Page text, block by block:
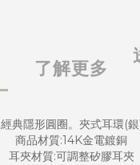
了解更多
經典隱形圓圈。夾式耳環(
商品材質:14K金電鍍銅
耳夾材質:可調整矽膠耳夾